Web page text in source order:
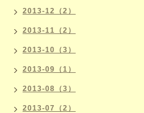
2013-12（2）
2013-11（2）
2013-10（3）
2013-09（1）
2013-08（3）
2013-07（2）